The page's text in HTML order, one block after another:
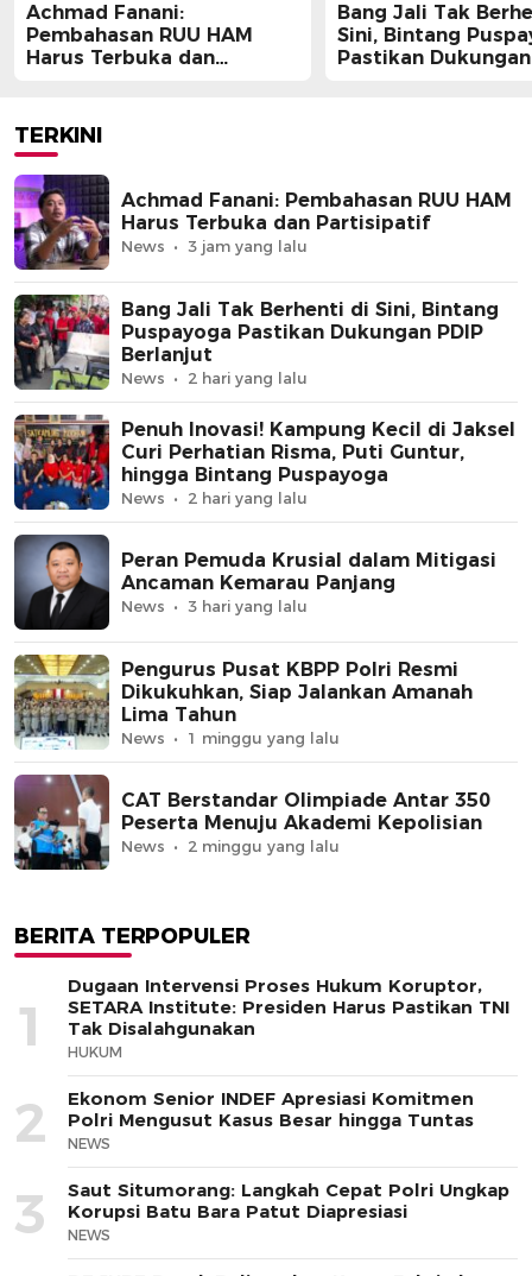
Achmad Fanani:
Pembahasan RUU HAM
Harus Terbuka dan
Bang Jali Tak
Sini, Bintang
Pastikan Dukungan
TERKINI
Achmad Fanani: Pembahasan RUU HAM
Harus Terbuka dan Partisipatif
News 3 jam yang lalu
Bang Jali Tak Berhenti di Sini, Bintang
Puspayoga Pastikan Dukungan PDIP
Berlanjut
News 2 hari yang lalu
Penuh Inovasi! Kampung Kecil di Jaksel
Curi Perhatian Risma, Puti Guntur,
hingga Bintang Puspayoga
News 2 hari yang lalu
Peran Pemuda Krusial dalam Mitigasi
Ancaman Kemarau Panjang
News 3 hari yang lalu
Pengurus Pusat KBPP Polri Resmi
Dikukuhkan, Siap Jalankan Amanah
Lima Tahun
News 1 minggu yang lalu
CAT Berstandar Olimpiade Antar 350
Peserta Menuju Akademi Kepolisian
News 2 minggu yang lalu
BERITA TERPOPULER
1
Dugaan Intervensi Proses Hukum Koruptor,
SETARA Institute: Presiden Harus Pastikan TNI
Tak Disalahgunakan
HUKUM
2
Ekonom Senior INDEF Apresiasi Komitmen
Polri Mengusut Kasus Besar hingga Tuntas
NEWS
3
Saut Situmorang: Langkah Cepat Polri Ungkap
Korupsi Batu Bara Patut Diapresiasi
NEWS